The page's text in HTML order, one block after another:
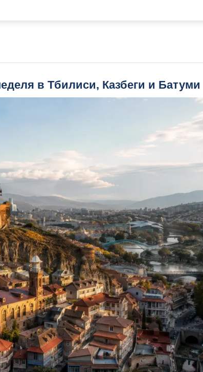
в Тбилиси, Казбеги и Батуми